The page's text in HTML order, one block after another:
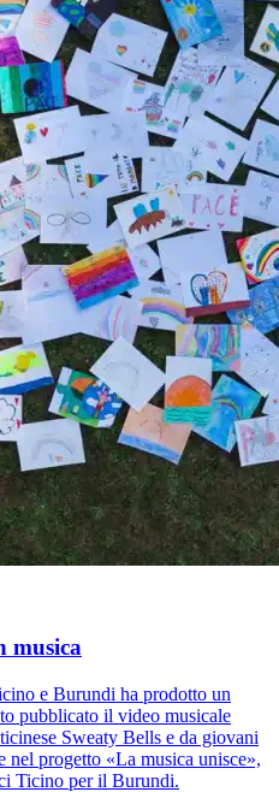
musica
e Burundi ha prodotto un
pubblicato il video musicale
Sweaty Bells e da giovani
nel progetto «La musica unisce»,
Ticino per il Burundi.